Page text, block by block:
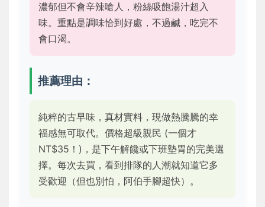
濃郁但不會辛辣嗆人，粉絲吸飽湯汁超入
味。重點是調味恰到好處，不過鹹，吃完不
會口渴。
推薦理由：
純粹的古早味，真材實料，現做熱騰騰的幸
福感無可取代。價格超級親民 (一個才
NT$35！)，是下午解饞或下班墊胃的完美選
擇。每次去買，看到排隊的人潮就知道它多
受歡迎（但也別怕，阿伯手腳超快）。